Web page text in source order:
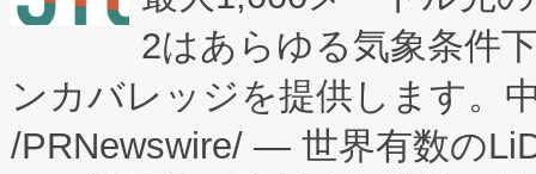
のアクセスを大幅に拡大する
Fully-Connected Continuous
プログラムには、施設設計・
ードするVoltaiqは、日本にあ
ーエネルギー貯蔵システム（
た。 Voltaiq独自のAI搭載プラ
2はあらゆる気象条件
ンカバレッジを提供します。
/PRNewswire/ — 世界有数の